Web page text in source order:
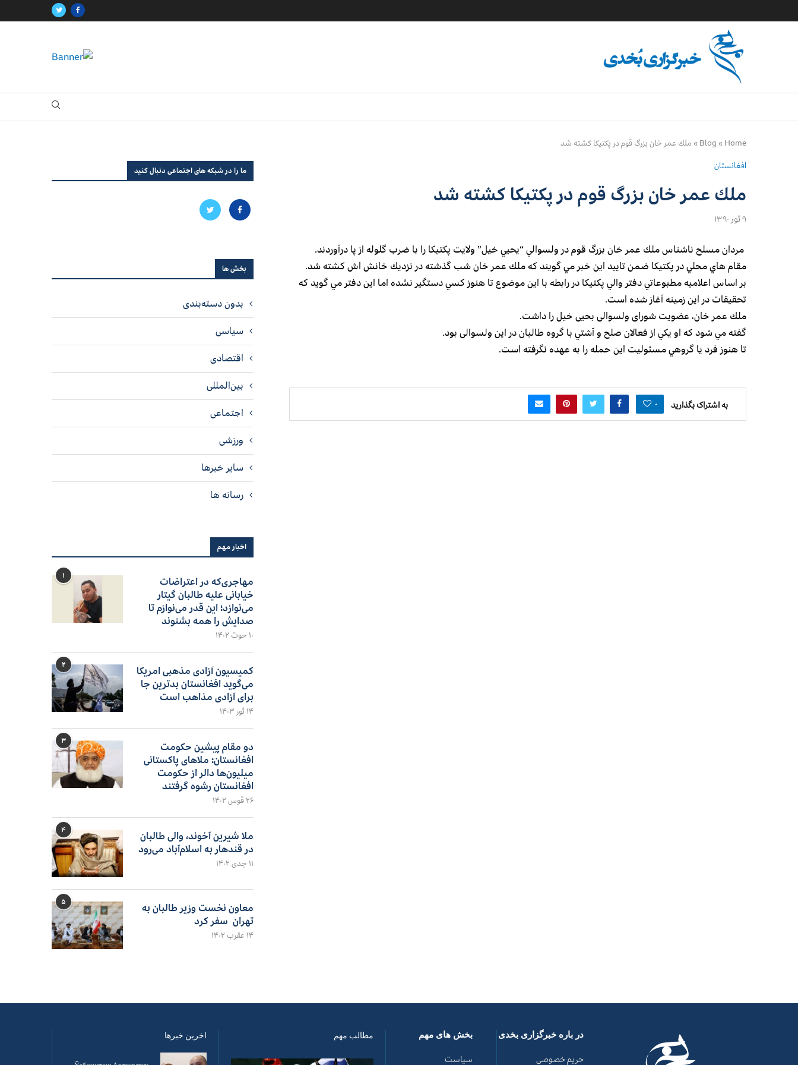
Home
»
Blog
» ملك عمر خان بزرگ قوم در پكتيكا كشته شد
افغانستان
ملك عمر خان بزرگ قوم در پكتيكا كشته شد
۹ ثور ۱۳۹۰
مردان مسلح ناشناس ملك عمر خان بزرگ قوم در ولسوالي “يحيي خيل” ولايت پكتيكا را با ضرب گلوله از پا درآوردند.
مقام هاي محلي در پكتيكا ضمن تاييد اين خبر مي گويند كه ملك عمر خان شب گذشته در نزديك خانش اش كشته شد.
بر اساس اعلاميه مطبوعاتي دفتر والي پكتيكا در رابطه با اين موضوع تا هنوز كسي دستگير نشده اما اين دفتر مي گويد كه
تحقيقات در اين زمينه آغاز شده است.
ملك عمر خان، عضویت شورای ولسوالی بحیی خیل را داشت.
گفته مي شود كه او يكي از فعالان صلح و آشتي با گروه طالبان در اين ولسوالی بود.
تا هنوز فرد يا گروهي مسئوليت اين حمله را به عهده نگرفته است.
به اشتراک بگذارید ۰
ما را در شبکه های اجتماعی دنبال کنید
بخش ها
بدون دسته‌بندی
سیاسی
اقتصادی
بین‌المللی
اجتماعی
ورزشی
سایر خبرها
رسانه ها
اخبار مهم
۱
مهاجری‌که در اعتراضات
خیابانی علیه طالبان گیتار
می‌نوازد؛ این قدر می‌نوازم تا
صدایش را همه بشنوند
۱۰ حوت ۱۴۰۲
۲
کمیسیون آزادی مذهبی امریکا
می‌گوید افغانستان بدترین جا
برای آزادی مذاهب است
۱۴ ثور ۱۴۰۳
۳
دو مقام پیشین حکومت
افغانستان: ملاهای پاکستانی
میلیون‌ها دالر از حکومت
افغانستان رشوه گرفتند
۲۶ قوس ۱۴۰۲
۴
ملا شیرین آخوند، والی طالبان
در قندهار به اسلام‌آباد می‌رود
۱۱ جدی ۱۴۰۲
۵
معاون نخست وزیر طالبان به
تهران سفر کرد
۱۴ عقرب ۱۴۰۲
در باره خبرگزاری بخدی
حریم خصوصی
بخش های مهم
سیاست
مطالب مهم اخرین خبرها